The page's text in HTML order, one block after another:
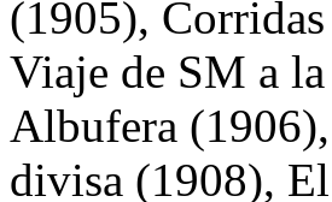
(1905),
Viaje de SM a
Albufera
divisa (1908),